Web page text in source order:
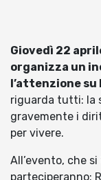
Giovedì 22
organizza un
l’attenzione
riguarda tutti: la
gravemente i
per vivere.
All’evento, che
parteciperanno: